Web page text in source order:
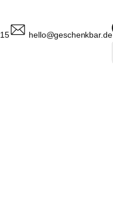
hello@geschenkbar.de